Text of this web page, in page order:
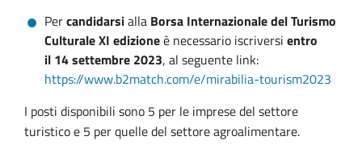
Percandidarsialla Borsa Internazionale del Turismo
Culturale XI edizioneè necessario iscriversi entro
il 14 settembre 2023, al seguente link:
https://www.b2match.com/e/mirabilia-tourism2023
I posti disponibili sono 5 per le imprese del settore
turistico e 5 per quelle del settore agroalimentare.